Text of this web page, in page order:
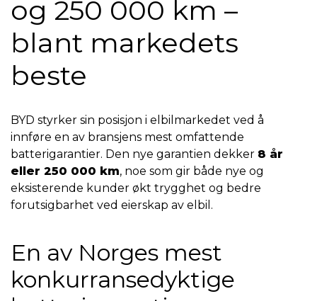
og 250 000 km –
blant markedets
beste
BYD styrker sin posisjon i elbilmarkedet ved å
innføre en av bransjens mest omfattende
batterigarantier. Den nye garantien dekker 8 år
eller 250 000 km, noe som gir både nye og
eksisterende kunder økt trygghet og bedre
forutsigbarhet ved eierskap av elbil.
En av Norges mest
konkurransedyktige